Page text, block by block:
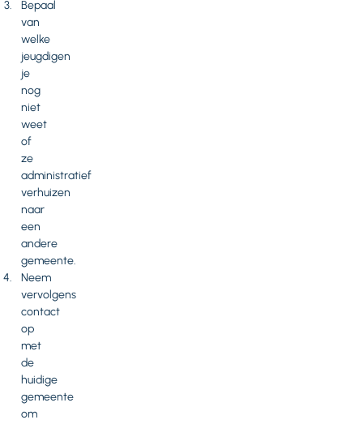
Bepaal
van
welke
jeugdigen
je
nog
niet
weet
of
ze
administratief
verhuizen
naar
een
andere
gemeente.
Neem
vervolgens
contact
op
met
de
huidige
gemeente
om